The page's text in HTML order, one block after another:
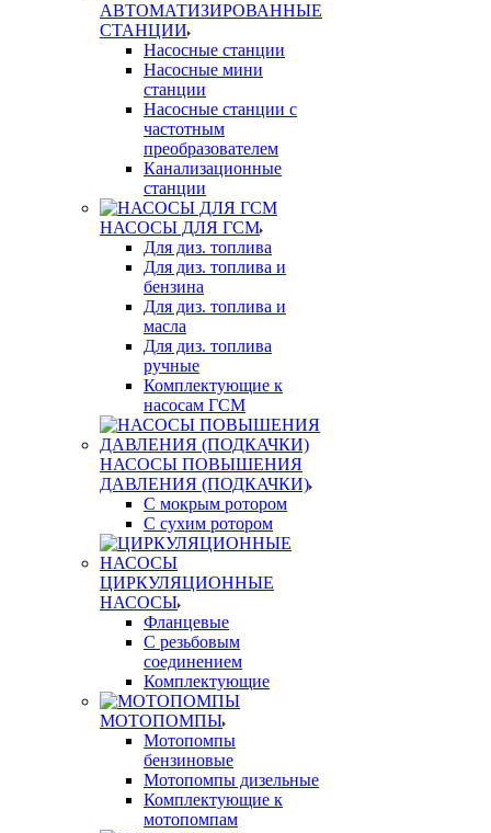
АВТОМАТИЗИРОВАННЫЕ
СТАНЦИИ
Насосные станции
Насосные мини
станции
Насосные станции с
частотным
преобразователем
Канализационные
станции
НАСОСЫ ДЛЯ ГСМ
Для диз. топлива
Для диз. топлива и
бензина
Для диз. топлива и
масла
Для диз. топлива
ручные
Комплектующие к
насосам ГСМ
НАСОСЫ ПОВЫШЕНИЯ
ДАВЛЕНИЯ (ПОДКАЧКИ)
С мокрым ротором
С сухим ротором
ЦИРКУЛЯЦИОННЫЕ
НАСОСЫ
Фланцевые
С резьбовым
соединением
Комплектующие
МОТОПОМПЫ
Мотопомпы
бензиновые
Мотопомпы дизельные
Комплектующие к
мотопомпам